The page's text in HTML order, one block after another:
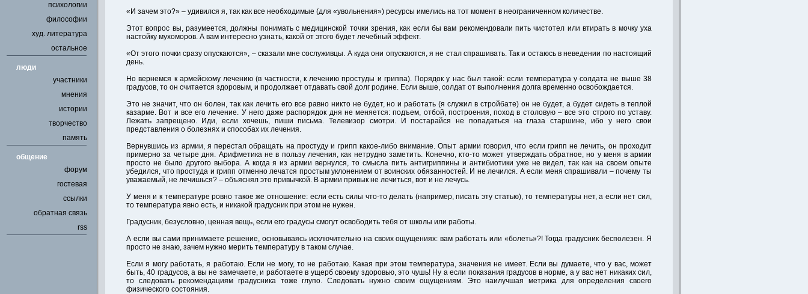
психологии
философии
худ. литература
остальное
люди
участники
мнения
истории
творчество
память
общение
форум
гостевая
ссылки
обратная связь
rss
«И зачем это?» – удивился я, так как все необходимые (для «увольнения») ресурсы имелись на тот момент в неограниченном количестве.
Этот вопрос вы, разумеется, должны понимать с медицинской точки зрения, как если бы вам рекомендовали пить чистотел или втирать в мочку уха
настойку мухоморов. А вам интересно узнать, какой от этого будет лечебный эффект.
«От этого почки сразу опускаются», – сказали мне сослуживцы. А куда они опускаются, я не стал спрашивать. Так и остаюсь в неведении по настоящий
день.
Но вернемся к армейскому лечению (в частности, к лечению простуды и гриппа). Порядок у нас был такой: если температура у солдата не выше 38
градусов, то он считается здоровым, и продолжает отдавать свой долг родине. Если выше, солдат от выполнения долга временно освобождается.
Это не значит, что он болен, так как лечить его все равно никто не будет, но и работать (я служил в стройбате) он не будет, а будет сидеть в теплой
казарме. Вот и все его лечение. У него даже распорядок дня не меняется: подъем, отбой, построения, поход в столовую – все это строго по уставу.
Лежать запрещено. Иди, если хочешь, пиши письма. Телевизор смотри. И постарайся не попадаться на глаза старшине, ибо у него свои
представления о болезнях и способах их лечения.
Вернувшись из армии, я перестал обращать на простуду и грипп какое-либо внимание. Опыт армии говорил, что если грипп не лечить, он проходит
примерно за четыре дня. Арифметика не в пользу лечения, как нетрудно заметить. Конечно, кто-то может утверждать обратное, но у меня в армии
просто не было другого выбора. А когда я из армии вернулся, то смысла пить антигриппины и антибиотики уже не видел, так как на своем опыте
убедился, что простуда и грипп отменно лечатся простым уклонением от воинских обязанностей. И не лечился. А если меня спрашивали – почему ты
уважаемый, не лечишься? – объяснял это привычкой. В армии привык не лечиться, вот и не лечусь.
У меня и к температуре ровно такое же отношение: если есть силы что-то делать (например, писать эту статью), то температуры нет, а если нет сил,
то температура явно есть, и никакой градусник при этом не нужен.
Градусник, безусловно, ценная вещь, если его градусы смогут освободить тебя от школы или работы.
А если вы сами принимаете решение, основываясь исключительно на своих ощущениях: вам работать или «болеть»?! Тогда градусник бесполезен. Я
просто не знаю, зачем нужно мерить температуру в таком случае.
Если я могу работать, я работаю. Если не могу, то не работаю. Какая при этом температура, значения не имеет. Если вы думаете, что у вас, может
быть, 40 градусов, а вы не замечаете, и работаете в ущерб своему здоровью, это чушь! Ну а если показания градусов в норме, а у вас нет никаких сил,
то следовать рекомендациям градусника тоже глупо. Следовать нужно своим ощущениям. Это наилучшая метрика для определения своего
физического состояния.